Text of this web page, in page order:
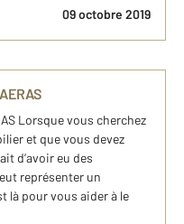
09 octobre 2019
Lorsque vous cherchez
et que vous devez
d’avoir eu des
représenter un
là pour vous aider à le